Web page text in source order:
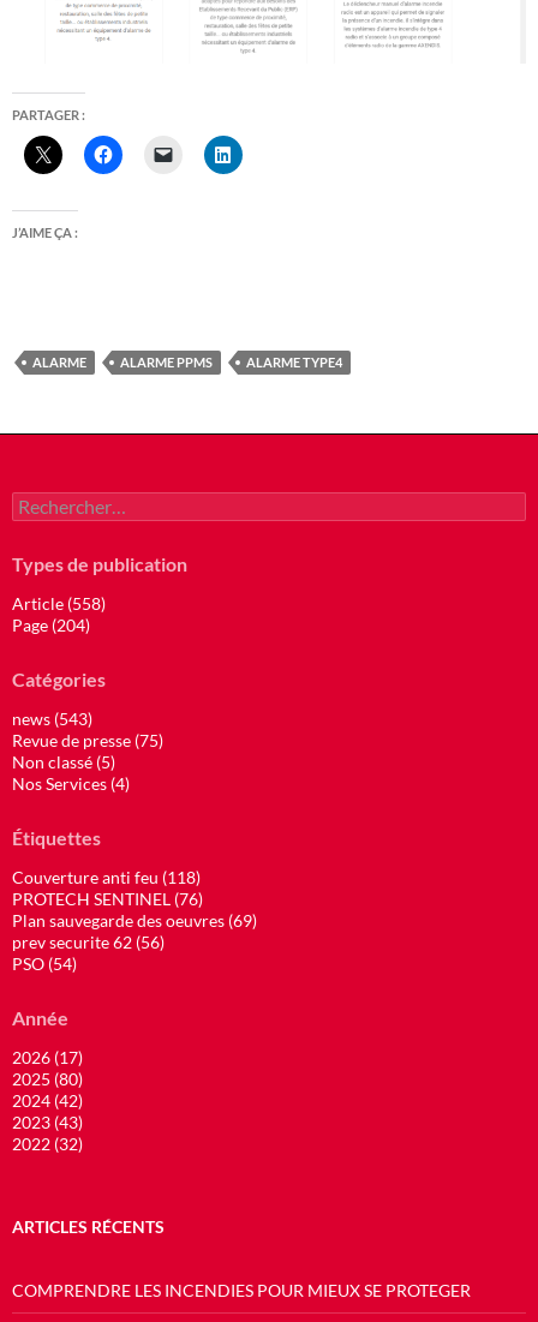
PARTAGER :
J’AIME ÇA :
ALARME ALARME PPMS ALARME TYPE4
Rechercher :
Types de publication
Article (558)
Page (204)
Catégories
news (543)
Revue de presse (75)
Non classé (5)
Nos Services (4)
Étiquettes
Couverture anti feu (118)
PROTECH SENTINEL (76)
Plan sauvegarde des oeuvres (69)
prev securite 62 (56)
PSO (54)
Année
2026 (17)
2025 (80)
2024 (42)
2023 (43)
2022 (32)
ARTICLES RÉCENTS
COMPRENDRE LES INCENDIES POUR MIEUX SE PROTEGER